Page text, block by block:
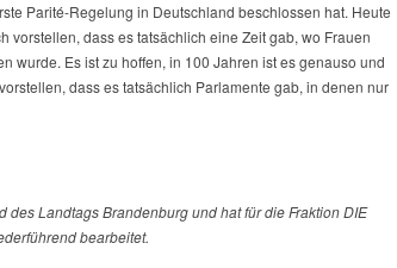
Parité-Regelung in Deutschland beschlossen hat. Heute
vorstellen, dass es tatsächlich eine Zeit gab, wo Frauen
wurde. Es ist zu hoffen, in 100 Jahren ist es genauso und
dass es tatsächlich Parlamente gab, in denen nur
des Landtags Brandenburg und hat für die Fraktion DIE
bearbeitet.